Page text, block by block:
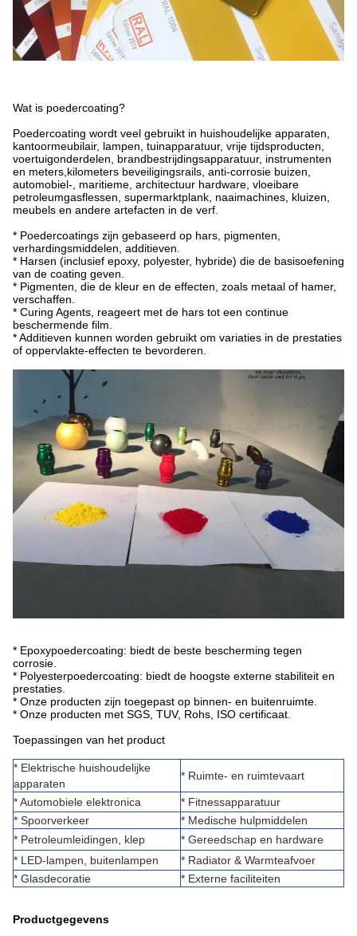
Wat is poedercoating?
Poedercoating wordt veel gebruikt in huishoudelijke apparaten,
kantoormeubilair, lampen, tuinapparatuur, vrije tijdsproducten,
voertuigonderdelen, brandbestrijdingsapparatuur, instrumenten
en meters,kilometers beveiligingsrails, anti-corrosie buizen,
automobiel-, maritieme, architectuur hardware, vloeibare
petroleumgasflessen, supermarktplank, naaimachines, kluizen,
meubels en andere artefacten in de verf.
* Poedercoatings zijn gebaseerd op hars, pigmenten,
verhardingsmiddelen, additieven.
* Harsen (inclusief epoxy, polyester, hybride) die de basisoefening
van de coating geven.
* Pigmenten, die de kleur en de effecten, zoals metaal of hamer,
verschaffen.
* Curing Agents, reageert met de hars tot een continue
beschermende film.
* Additieven kunnen worden gebruikt om variaties in de prestaties
of oppervlakte-effecten te bevorderen.
* Epoxypoedercoating: biedt de beste bescherming tegen
corrosie.
* Polyesterpoedercoating: biedt de hoogste externe stabiliteit en
prestaties.
* Onze producten zijn toegepast op binnen- en buitenruimte.
* Onze producten met SGS, TUV, Rohs, ISO certificaat.
Toepassingen van het product
* Elektrische huishoudelijke
apparaten
* Ruimte- en ruimtevaart
* Automobiele elektronica
* Fitnessapparatuur
* Spoorverkeer
* Medische hulpmiddelen
* Petroleumleidingen, klep
* Gereedschap en hardware
* LED-lampen, buitenlampen
* Radiator & Warmteafvoer
* Glasdecoratie
* Externe faciliteiten
Productgegevens